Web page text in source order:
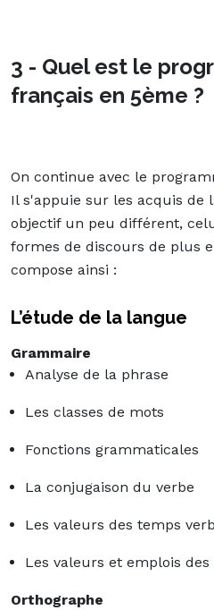
3 - Quel est le
français en 5ème ?
On continue avec le
Il s'appuie sur les acquis de
objectif un peu différent,
formes de discours de plus
compose ainsi :
L’étude de la langue
Grammaire
Analyse de la phrase
Les classes de mots
Fonctions grammaticales
La conjugaison du verbe
Les valeurs des temps
Les valeurs et emplois des
Orthographe